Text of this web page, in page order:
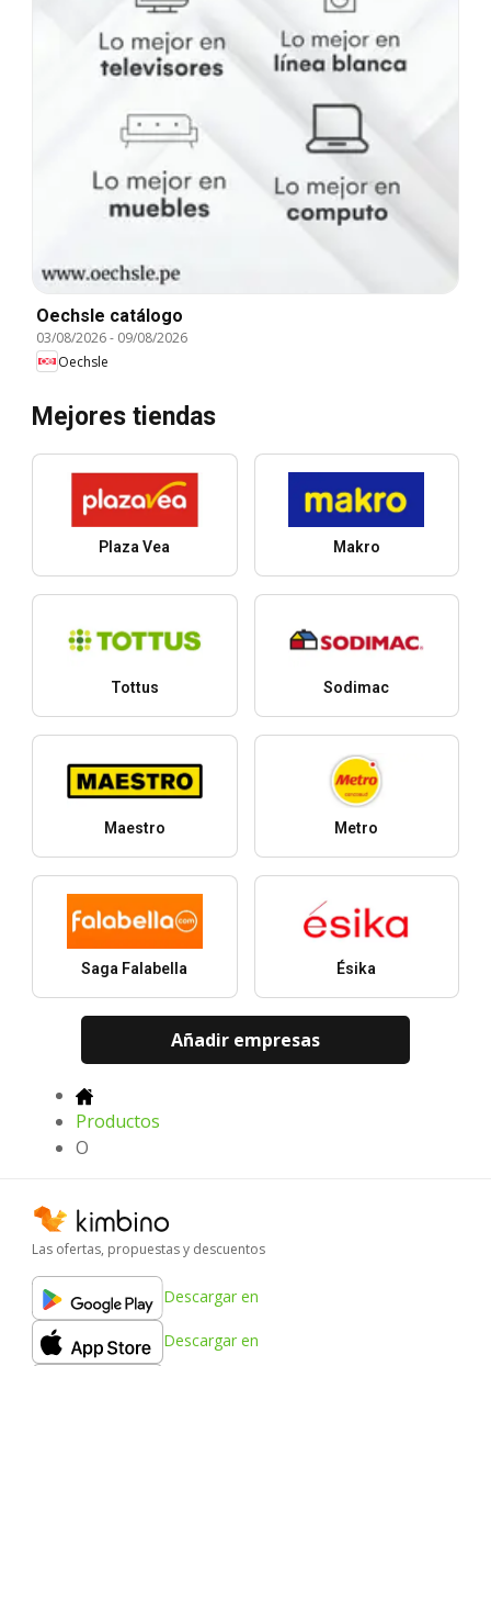
Oechsle catálogo
03/08/2026- 09/08/2026
Oechsle
Mejores tiendas
Plaza Vea Makro
Tottus Sodimac
Maestro Metro
Saga Falabella Ésika
Añadir empresas
Productos
O
Las ofertas, propuestas y descuentos
Descargar en
Descargar en